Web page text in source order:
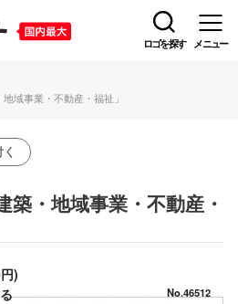
ロゴを探す メニュー
域事業・不動産・福祉」
・地域事業・不動産・
)
No.46512